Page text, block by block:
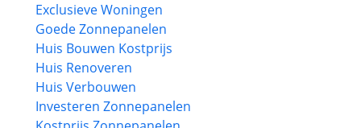
Exclusieve Woningen
Goede Zonnepanelen
Huis Bouwen Kostprijs
Huis Renoveren
Huis Verbouwen
Investeren Zonnepanelen